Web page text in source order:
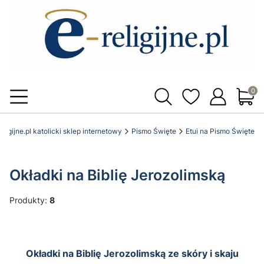
katolicki sklep internetowy Pismo Święte Etui na Pismo Święte
Okładki na Biblię Jerozolimską
Produkty: 8
Okładki na Biblię Jerozolimską ze skóry i skaju